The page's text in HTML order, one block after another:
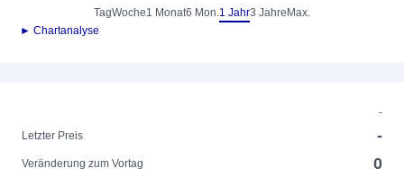
TagWoche1 Monat6 Mon.1 Jahr3 Jahre Max.
► Chartanalyse
-
Letzter Preis
-
Veränderung zum Vortag 0